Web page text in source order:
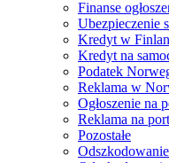
Finanse
Ubezpieczenie
Kredyt w
Kredyt na
Podatek
Reklama w
Ogłoszenie na
Reklama na
Pozostałe